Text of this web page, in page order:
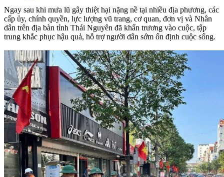
Ngay sau khi mưa lũ gây thiệt hại nặng nề tại nhiều địa phương, các
cấp ủy, chính quyền, lực lượng vũ trang, cơ quan, đơn vị và Nhân
dân trên địa bàn tỉnh Thái Nguyên đã khẩn trương vào cuộc, tập
trung khắc phục hậu quả, hỗ trợ người dân sớm ổn định cuộc sống.